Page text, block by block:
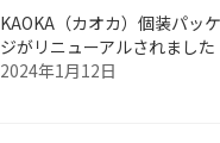
KAOKA（カオカ）個装パッ
ジがリニューアルされました
2024年1月12日